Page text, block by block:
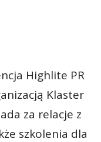
Highlite PR
Klaster
za relacje z
szkolenia dla